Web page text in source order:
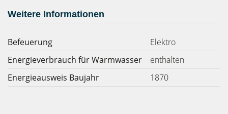
Weitere Informationen
Befeuerung
Elektro
Energieverbrauch für Warmwasser
enthalten
Energieausweis Baujahr
1870